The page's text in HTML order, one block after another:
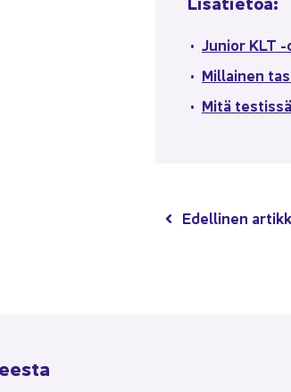
Ju­nior KLT -
Mil­lai­nen
Mitä
Edel­li­nen